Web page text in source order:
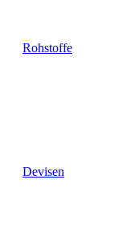
Rohstoffe
Devisen